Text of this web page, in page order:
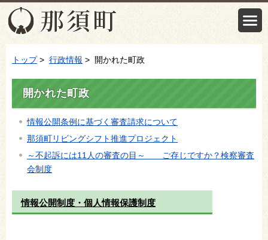
トップ> 行政情報 > 開かれた町政
開かれた町政
情報公開条例に基づく審査請求について
那須町リビングシフト推進プロジェクト
～不起訴には11人の審査の目～ ご存じですか？検察審査
会制度
情報公開制度・個人情報保護制度